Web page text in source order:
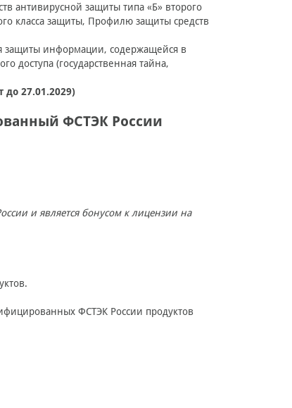
антивирусной защиты типа «Б» второго
класса защиты, Профилю защиты средств
защиты информации, содержащейся в
доступа (государственная тайна,
27.01.2029)
ФСТЭК России
и является бонусом к лицензии на
ФСТЭК России продуктов